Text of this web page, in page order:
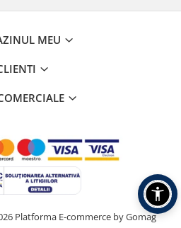
MEU
Platforma E-commerce by Gomag